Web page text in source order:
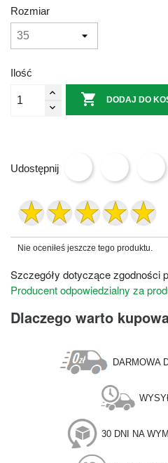
Rozmiar
Ilość
 DODAJ DO
Udostępnij
Nie oceniłeś jeszcze tego produktu.
Szczegóły dotyczące zgodności
Producent odpowiedzialny za
Dlaczego warto
DARMOWA
30 DNI NA